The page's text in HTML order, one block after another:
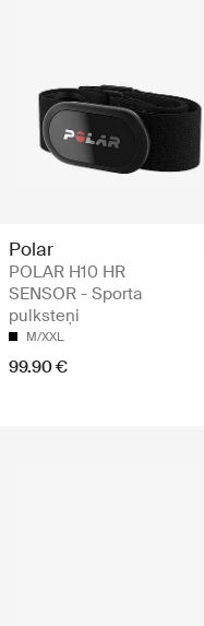
Polar
POLAR H10 HR
SENSOR - Sporta
pulksteņi
M/XXL
99.90 €